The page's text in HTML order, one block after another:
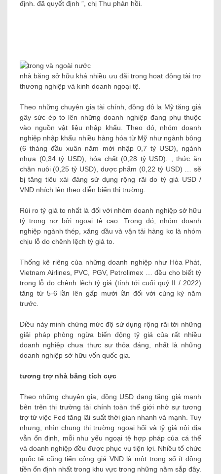
định. đã quyết định ”, chị Thu phản hồi.
nhà băng sở hữu khá nhiều ưu đãi trong hoạt động tài trợ
thương nghiệp và kinh doanh ngoại tệ.
Theo những chuyên gia tài chính, đồng đô la Mỹ tăng giá
gây sức ép to lên những doanh nghiệp đang phụ thuộc
vào nguồn vật liệu nhập khẩu. Theo đó, nhóm doanh
nghiệp nhập khẩu nhiều hàng hóa từ Mỹ như ngành bông
(6 tháng đầu xuân năm mới nhập 0,7 tỷ USD), ngành
nhựa (0,34 tỷ USD), hóa chất (0,28 tỷ USD). , thức ăn
chăn nuôi (0,25 tỷ USD), dược phẩm (0,22 tỷ USD) … sẽ
bị tăng tiêu xài đáng sử dụng rộng rãi do tỷ giá USD /
VND nhích lên theo diễn biến thị trường.
Rủi ro tỷ giá to nhất là đối với nhóm doanh nghiệp sở hữu
tỷ trọng nợ bởi ngoại tệ cao. Trong đó, nhóm doanh
nghiệp ngành thép, xăng dầu và vận tải hàng ko là nhóm
chịu lỗ do chênh lệch tỷ giá to.
Thống kê riêng của những doanh nghiệp như Hòa Phát,
Vietnam Airlines, PVC, PGV, Petrolimex … đều cho biết tỷ
trọng lỗ do chênh lệch tỷ giá (tính tới cuối quý II / 2022)
tăng từ 5-6 lần lên gấp mười lần đối với cùng kỳ năm
trước.
Điều này minh chứng mức độ sử dụng rộng rãi tới những
giải pháp phòng ngừa biến động tỷ giá của rất nhiều
doanh nghiệp chưa thực sự thỏa đáng, nhất là những
doanh nghiệp sở hữu vốn quốc gia.
tương trợ nhà băng tích cực
Theo những chuyên gia, đồng USD đang tăng giá mạnh
bên trên thị trường tài chính toàn thế giới nhờ sự tương
trợ từ việc Fed tăng lãi suất thời gian nhanh và mạnh. Tuy
nhưng, nhìn chung thị trường ngoại hối và tỷ giá nội địa
vẫn ổn định, mỗi nhu yếu ngoại tệ hợp pháp của cá thể
và doanh nghiệp đều được phục vụ tiện lợi. Nhiều tổ chức
quốc tế cũng tiến công giá VND là một trong số ít đồng
tiền ổn định nhất trong khu vực trong những năm sắp đây.